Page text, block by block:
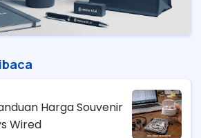
Harga Souvenir
Wired